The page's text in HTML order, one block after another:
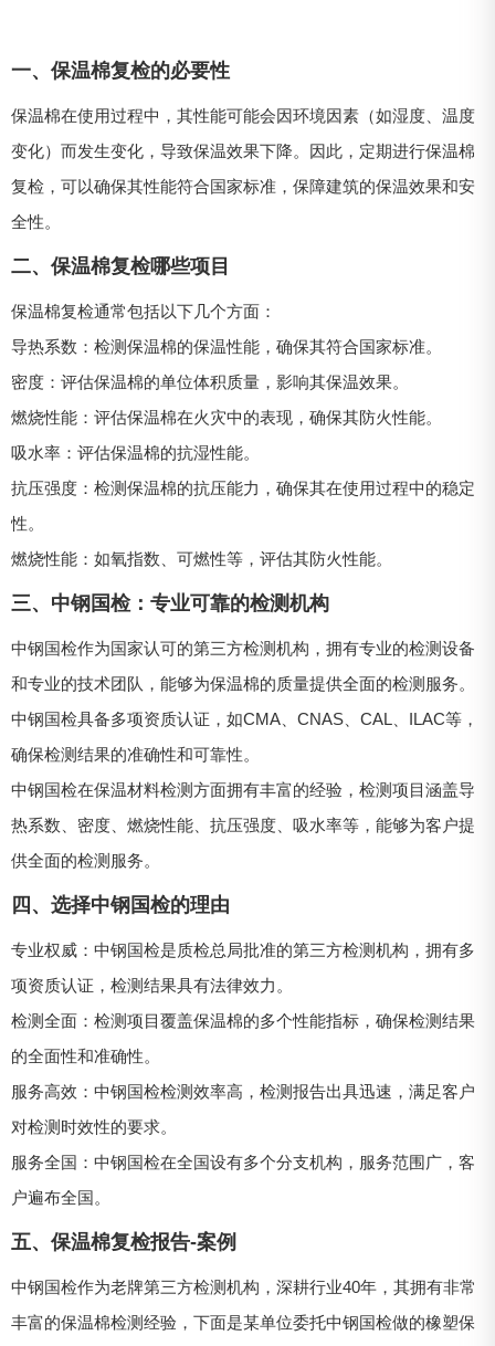
一、保温棉复检的必要性
保温棉在使用过程中，其性能可能会因环境因素（如湿度、温度
变化）而发生变化，导致保温效果下降。因此，定期进行保温棉
复检，可以确保其性能符合国家标准，保障建筑的保温效果和安
全性。
二、保温棉复检哪些项目
保温棉复检通常包括以下几个方面：
导热系数：检测保温棉的保温性能，确保其符合国家标准。
密度：评估保温棉的单位体积质量，影响其保温效果。
燃烧性能：评估保温棉在火灾中的表现，确保其防火性能。
吸水率：评估保温棉的抗湿性能。
抗压强度：检测保温棉的抗压能力，确保其在使用过程中的稳定
性。
燃烧性能：如氧指数、可燃性等，评估其防火性能。
三、中钢国检：专业可靠的检测机构
中钢国检作为国家认可的第三方检测机构，拥有专业的检测设备
和专业的技术团队，能够为保温棉的质量提供全面的检测服务。
中钢国检具备多项资质认证，如CMA、CNAS、CAL、ILAC等，
确保检测结果的准确性和可靠性。
中钢国检在保温材料检测方面拥有丰富的经验，检测项目涵盖导
热系数、密度、燃烧性能、抗压强度、吸水率等，能够为客户提
供全面的检测服务。
四、选择中钢国检的理由
专业权威：中钢国检是质检总局批准的第三方检测机构，拥有多
项资质认证，检测结果具有法律效力。
检测全面：检测项目覆盖保温棉的多个性能指标，确保检测结果
的全面性和准确性。
服务高效：中钢国检检测效率高，检测报告出具迅速，满足客户
对检测时效性的要求。
服务全国：中钢国检在全国设有多个分支机构，服务范围广，客
户遍布全国。
五、保温棉复检报告-案例
中钢国检作为老牌第三方检测机构，深耕行业40年，其拥有非常
丰富的保温棉检测经验，下面是某单位委托中钢国检做的橡塑保